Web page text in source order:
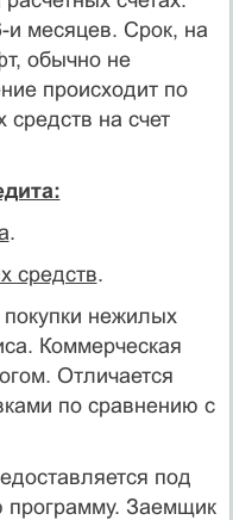
месяцев. Срок, на
обычно не
происходит по
на счет
.
средств.
нежилых
Коммерческая
Отличается
по сравнению с
под
программу. Заемщик